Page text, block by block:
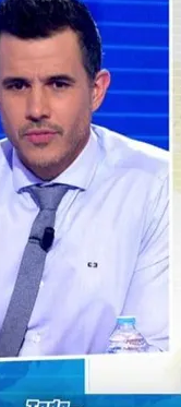
El senador del
desmentir la
funcionan los
El portavoz de
Israel en 'Todo
Compartir
El informe de la
ha dado lugar a las
portavoces del